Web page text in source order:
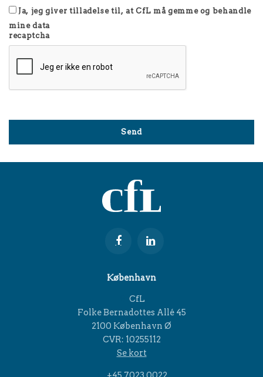
Ja, jeg giver tilladelse til, at CfL må gemme og behandle
mine data
recaptcha
København
CfL
Folke Bernadottes Allé 45
2100 København Ø
CVR: 10255112
Se kort